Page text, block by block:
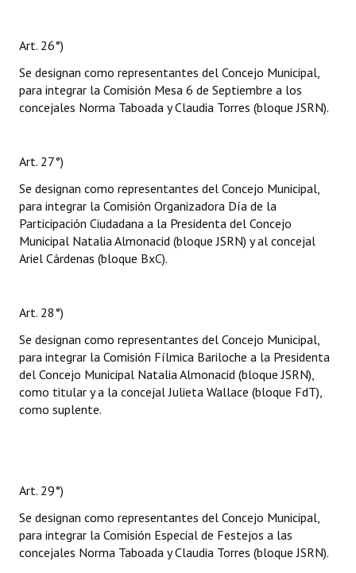
Art. 26°)
Se designan como representantes del Concejo Municipal,
para integrar la Comisión Mesa 6 de Septiembre a los
concejales Norma Taboada y Claudia Torres (bloque JSRN).
Art. 27°)
Se designan como representantes del Concejo Municipal,
para integrar la Comisión Organizadora Día de la
Participación Ciudadana a la Presidenta del Concejo
Municipal Natalia Almonacid (bloque JSRN) y al concejal
Ariel Cárdenas (bloque BxC).
Art. 28°)
Se designan como representantes del Concejo Municipal,
para integrar la Comisión Fílmica Bariloche a la Presidenta
del Concejo Municipal Natalia Almonacid (bloque JSRN),
como titular y a la concejal Julieta Wallace (bloque FdT),
como suplente.
Art. 29°)
Se designan como representantes del Concejo Municipal,
para integrar la Comisión Especial de Festejos a las
concejales Norma Taboada y Claudia Torres (bloque JSRN).